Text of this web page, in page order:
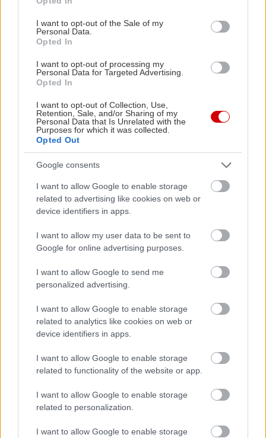
use your data for below specified purposes in below Google
consent section.
I want to opt-out of the Sale of my
Personal Data.
Opted In
I want to opt-out of processing my
Personal Data for Targeted Advertising.
Opted In
I want to opt-out of Collection, Use,
Retention, Sale, and/or Sharing of my
Personal Data that Is Unrelated with the
Purposes for which it was collected.
Opted Out
Google consents
I want to allow Google to enable storage
related to advertising like cookies on web or
device identifiers in apps.
I want to allow my user data to be sent to
Google for online advertising purposes.
I want to allow Google to send me
personalized advertising.
I want to allow Google to enable storage
related to analytics like cookies on web or
device identifiers in apps.
I want to allow Google to enable storage
related to functionality of the website or app.
I want to allow Google to enable storage
related to personalization.
I want to allow Google to enable storage
Διαβάστε επίσης